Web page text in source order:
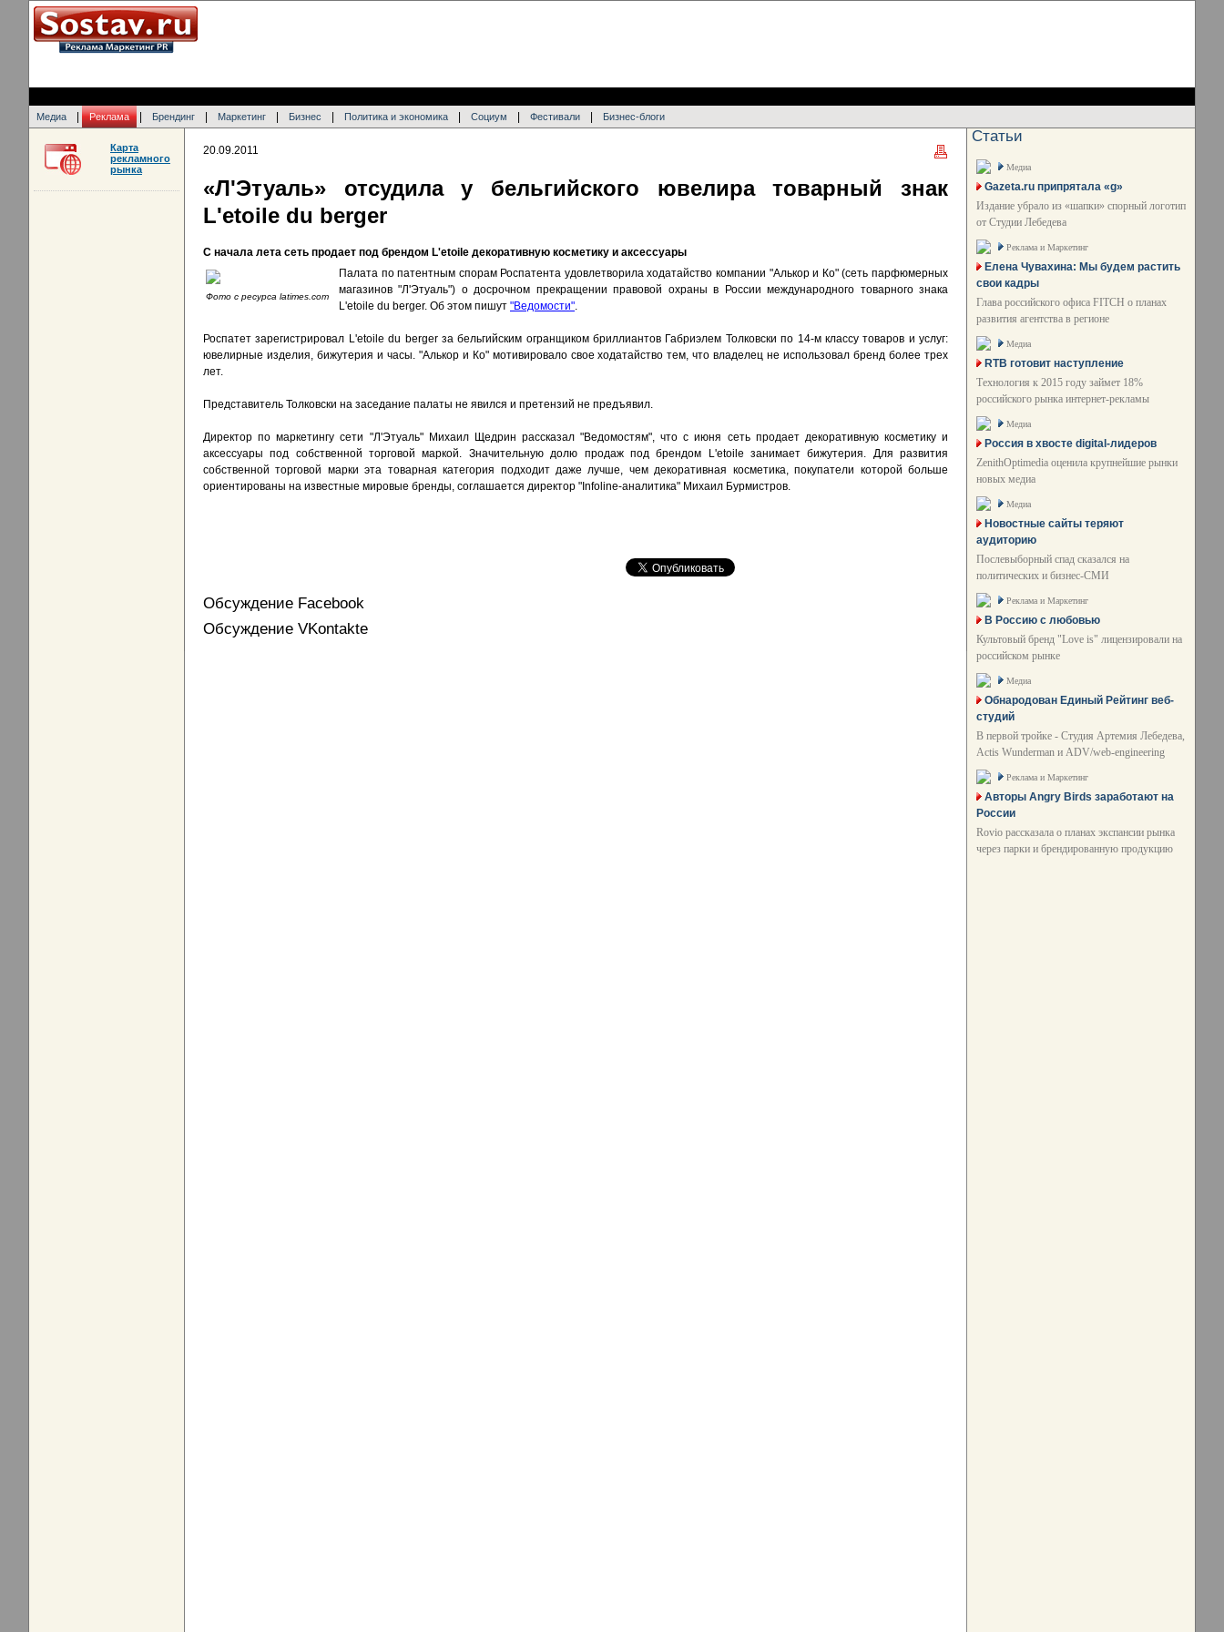
Медиа Реклама Брендинг Маркетинг Бизнес Политика и экономика Социум Фестивали Бизнес-блоги
20.09.2011
«Л'Этуаль» отсудила у бельгийского ювелира товарный знак
L'etoile du berger
С начала лета сеть продает под брендом L'etoile декоративную косметику и аксессуары
Фото с ресурса latimes.com
Палата по патентным спорам Роспатента удовлетворила ходатайство компании "Алькор и Ко" (сеть парфюмерных
магазинов "Л'Этуаль") о досрочном прекращении правовой охраны в России международного товарного знака
L'etoile du berger. Об этом пишут "Ведомости".
Роспатет зарегистрировал L'etoile du berger за бельгийским огранщиком бриллиантов Габриэлем Толковски по 14-м классу товаров и услуг:
ювелирные изделия, бижутерия и часы. "Алькор и Ко" мотивировало свое ходатайство тем, что владелец не использовал бренд более трех
лет.
Представитель Толковски на заседание палаты не явился и претензий не предъявил.
Директор по маркетингу сети "Л'Этуаль" Михаил Щедрин рассказал "Ведомостям", что с июня сеть продает декоративную косметику и
аксессуары под собственной торговой маркой. Значительную долю продаж под брендом L'etoile занимает бижутерия. Для развития
собственной торговой марки эта товарная категория подходит даже лучше, чем декоративная косметика, покупатели которой больше
ориентированы на известные мировые бренды, соглашается директор "Infoline-аналитика" Михаил Бурмистров.
Обсуждение Facebook
Обсуждение VKontakte
Карта
рекламного
рынка
Статьи
Медиа
Gazeta.ru припрятала «g»
Издание убрало из «шапки» спорный логотип
от Студии Лебедева
Реклама и Маркетинг
Елена Чувахина: Мы будем растить
свои кадры
Глава российского офиса FITCH о планах
развития агентства в регионе
Медиа
RTB готовит наступление
Технология к 2015 году займет 18%
российского рынка интернет-рекламы
Медиа
Россия в хвосте digital-лидеров
ZenithOptimedia оценила крупнейшие рынки
новых медиа
Медиа
Новостные сайты теряют
аудиторию
Послевыборный спад сказался на
политических и бизнес-СМИ
Реклама и Маркетинг
В Россию с любовью
Культовый бренд "Love is" лицензировали на
российском рынке
Медиа
Обнародован Единый Рейтинг веб-
студий
В первой тройке - Студия Артемия Лебедева,
Actis Wunderman и ADV/web-engineering
Реклама и Маркетинг
Авторы Angry Birds заработают на
России
Rovio рассказала о планах экспансии рынка
через парки и брендированную продукцию